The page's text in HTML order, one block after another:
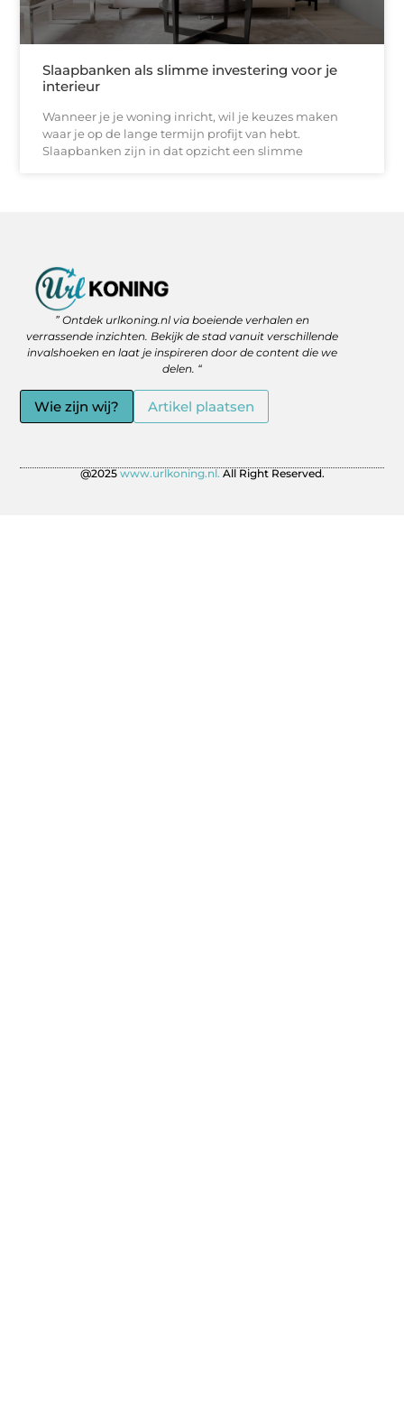
Slaapbanken als slimme investering voor je
interieur
Wanneer je je woning inricht, wil je keuzes maken
waar je op de lange termijn profijt van hebt.
Slaapbanken zijn in dat opzicht een slimme
” Ontdek urlkoning.nl via boeiende verhalen en
verrassende inzichten. Bekijk de stad vanuit verschillende
invalshoeken en laat je inspireren door de content die we
delen. “
Wie zijn wij? Artikel plaatsen
@2025www.urlkoning.nl.All Right Reserved.